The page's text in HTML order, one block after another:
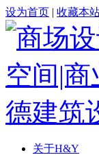
设为首页 | 收藏本
关于H&Y